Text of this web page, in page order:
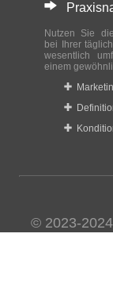
Nutzen Sie
bei Ihrer
wesentlich
einem
© 2023-